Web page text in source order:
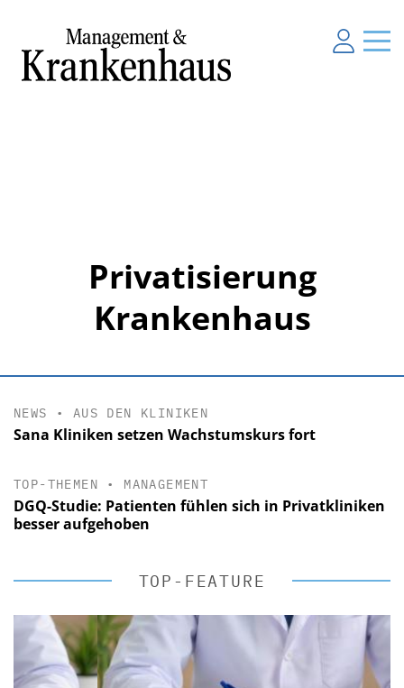
Privatisierung
Krankenhaus
NEWS • AUS DEN KLINIKEN
Sana Kliniken setzen Wachstumskurs fort
TOP-THEMEN • MANAGEMENT
DGQ-Studie: Patienten fühlen sich in Privatkliniken
besser aufgehoben
TOP-FEATURE